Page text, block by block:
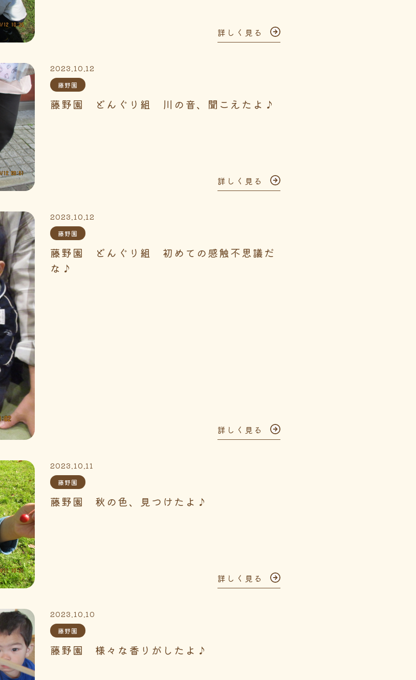
詳しく見る
2023.10.12
藤野園
藤野園 どんぐり組 川の音、聞こえたよ♪
詳しく見る
2023.10.12
藤野園
藤野園 どんぐり組 初めての感触不思議だ
な♪
詳しく見る
2023.10.11
藤野園
藤野園 秋の色、見つけたよ♪
詳しく見る
2023.10.10
藤野園
藤野園 様々な香りがしたよ♪